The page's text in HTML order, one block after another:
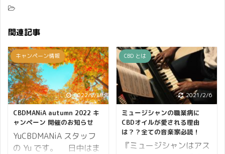
関連記事
キャンペーン情報
2022/9/19
CBDMANiA autumn 2022 キ
ャンペーン 開催のお知らせ
YuCBDMANiA スタッフ
の Yu です。 日中はま
CBD とは
2021/2/6
ミュージシャンの職業病に
CBDオイルが愛される理由
は？？全ての音楽家必読！
『ミュージシャンはアス